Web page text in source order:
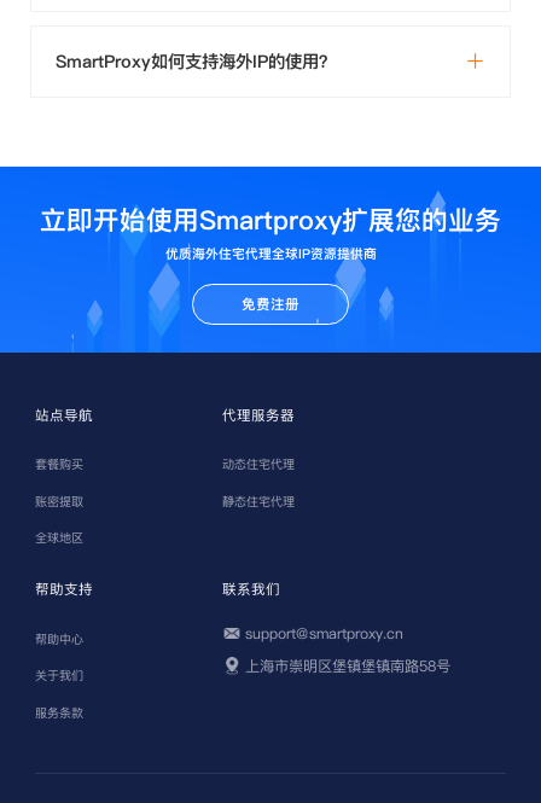
SmartProxy如何支持海外IP的使用？
立即开始使用Smartproxy扩展您的业务
优质海外住宅代理全球IP资源提供商
免费注册
站点导航
套餐购买
账密提取
全球地区
代理服务器
动态住宅代理
静态住宅代理
帮助支持
帮助中心
关于我们
服务条款
联系我们
support@smartproxy.cn
上海市崇明区堡镇堡镇南路58号